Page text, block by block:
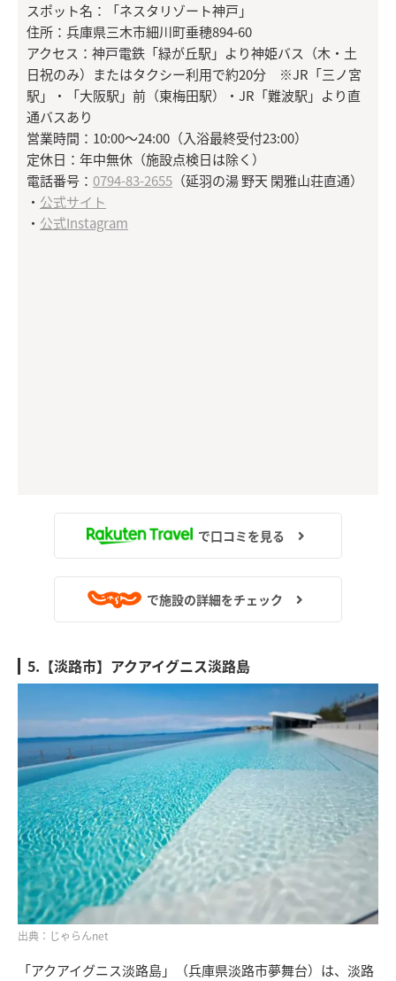
スポット名：「ネスタリゾート神戸」
住所：兵庫県三木市細川町垂穂894-60
アクセス：神戸電鉄「緑が丘駅」より神姫バス（木・土
日祝のみ）またはタクシー利用で約20分 ※JR「三ノ宮
駅」・「大阪駅」前（東梅田駅）・JR「難波駅」より直
通バスあり
営業時間：10:00～24:00（入浴最終受付23:00）
定休日：年中無休（施設点検日は除く）
電話番号： 0794-83-2655 （延羽の湯 野天 閑雅山荘直通）
・ 公式サイト
・ 公式Instagram
で口コミを見る
で施設の詳細をチェック
5.【淡路市】アクアイグニス淡路島
出典：じゃらんnet
「アクアイグニス淡路島」（兵庫県淡路市夢舞台）は、淡路